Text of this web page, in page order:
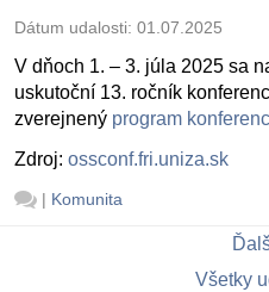
Dátum udalosti: 01.07.2025
V dňoch 1. – 3. júla 2025 sa
uskutoční 13. ročník
zverejnený program
Zdroj: ossconf.fri.uniza.sk
| Komunita
Všetky